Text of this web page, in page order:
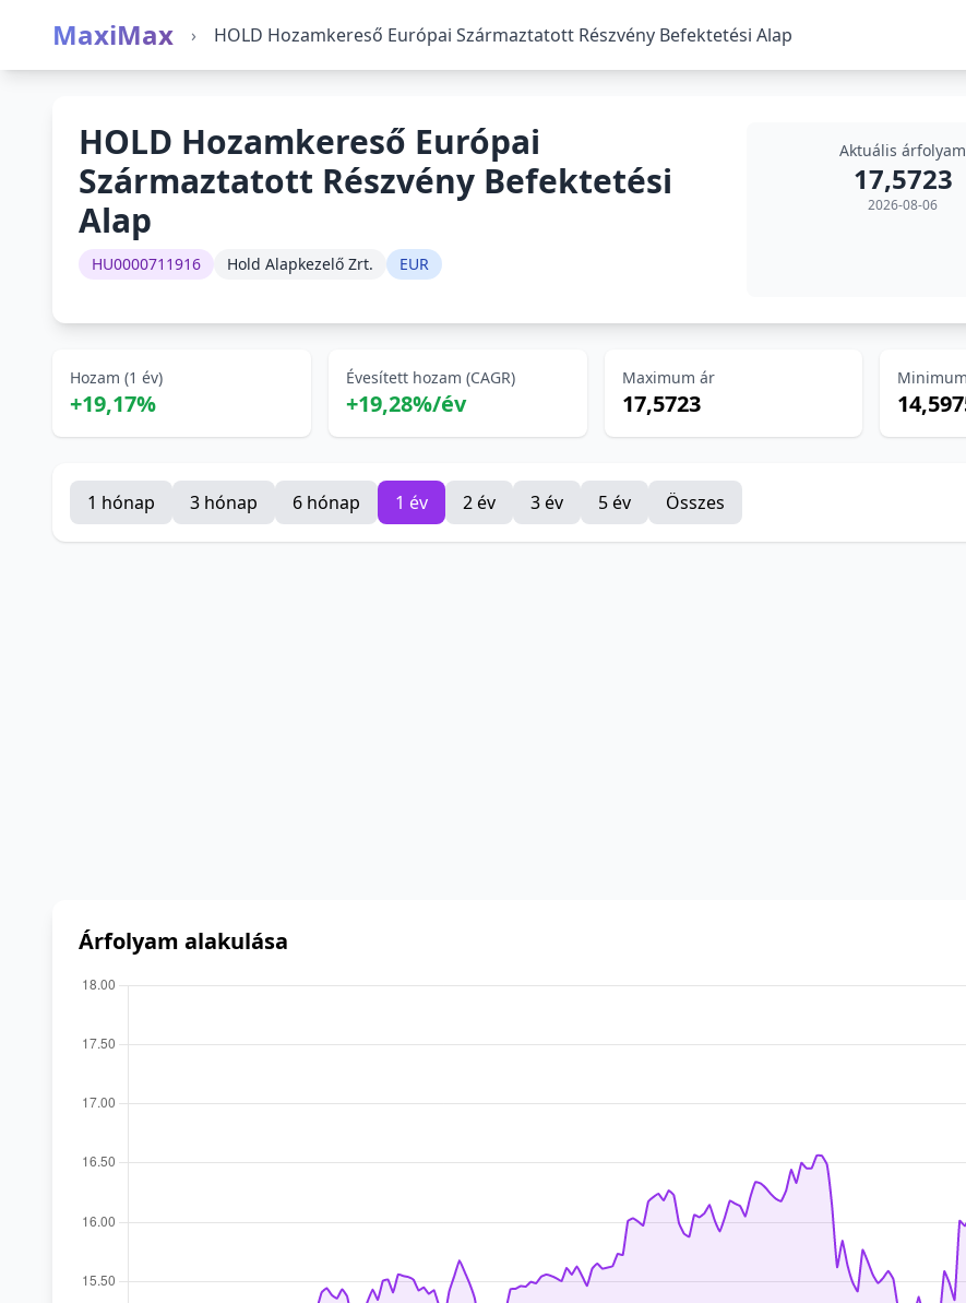
MaxiMax › HOLD Hozamkereső Európai Származtatott Részvény Befektetési Alap
HOLD Hozamkereső Európai
Származtatott Részvény Befektetési
Alap
HU0000711916 Hold Alapkezelő Zrt. EUR
Aktuális árfolyam
17,5723
2026-08-06
Hozam (1 év)
+19,17%
Évesített hozam (CAGR)
+19,28%/év
Maximum ár
17,5723
1 hónap 3 hónap 6 hónap 1 év 2 év 3 év 5 év Összes
Árfolyam alakulása